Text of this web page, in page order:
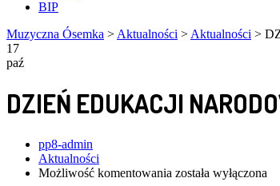
BIP
Muzyczna Ósemka > Aktualności > Aktualności >
17
paź
DZIEŃ EDUKACJI
Author
pp8-admin
Aktualności
Możliwość komentowania DZIEŃ
została wyłączona